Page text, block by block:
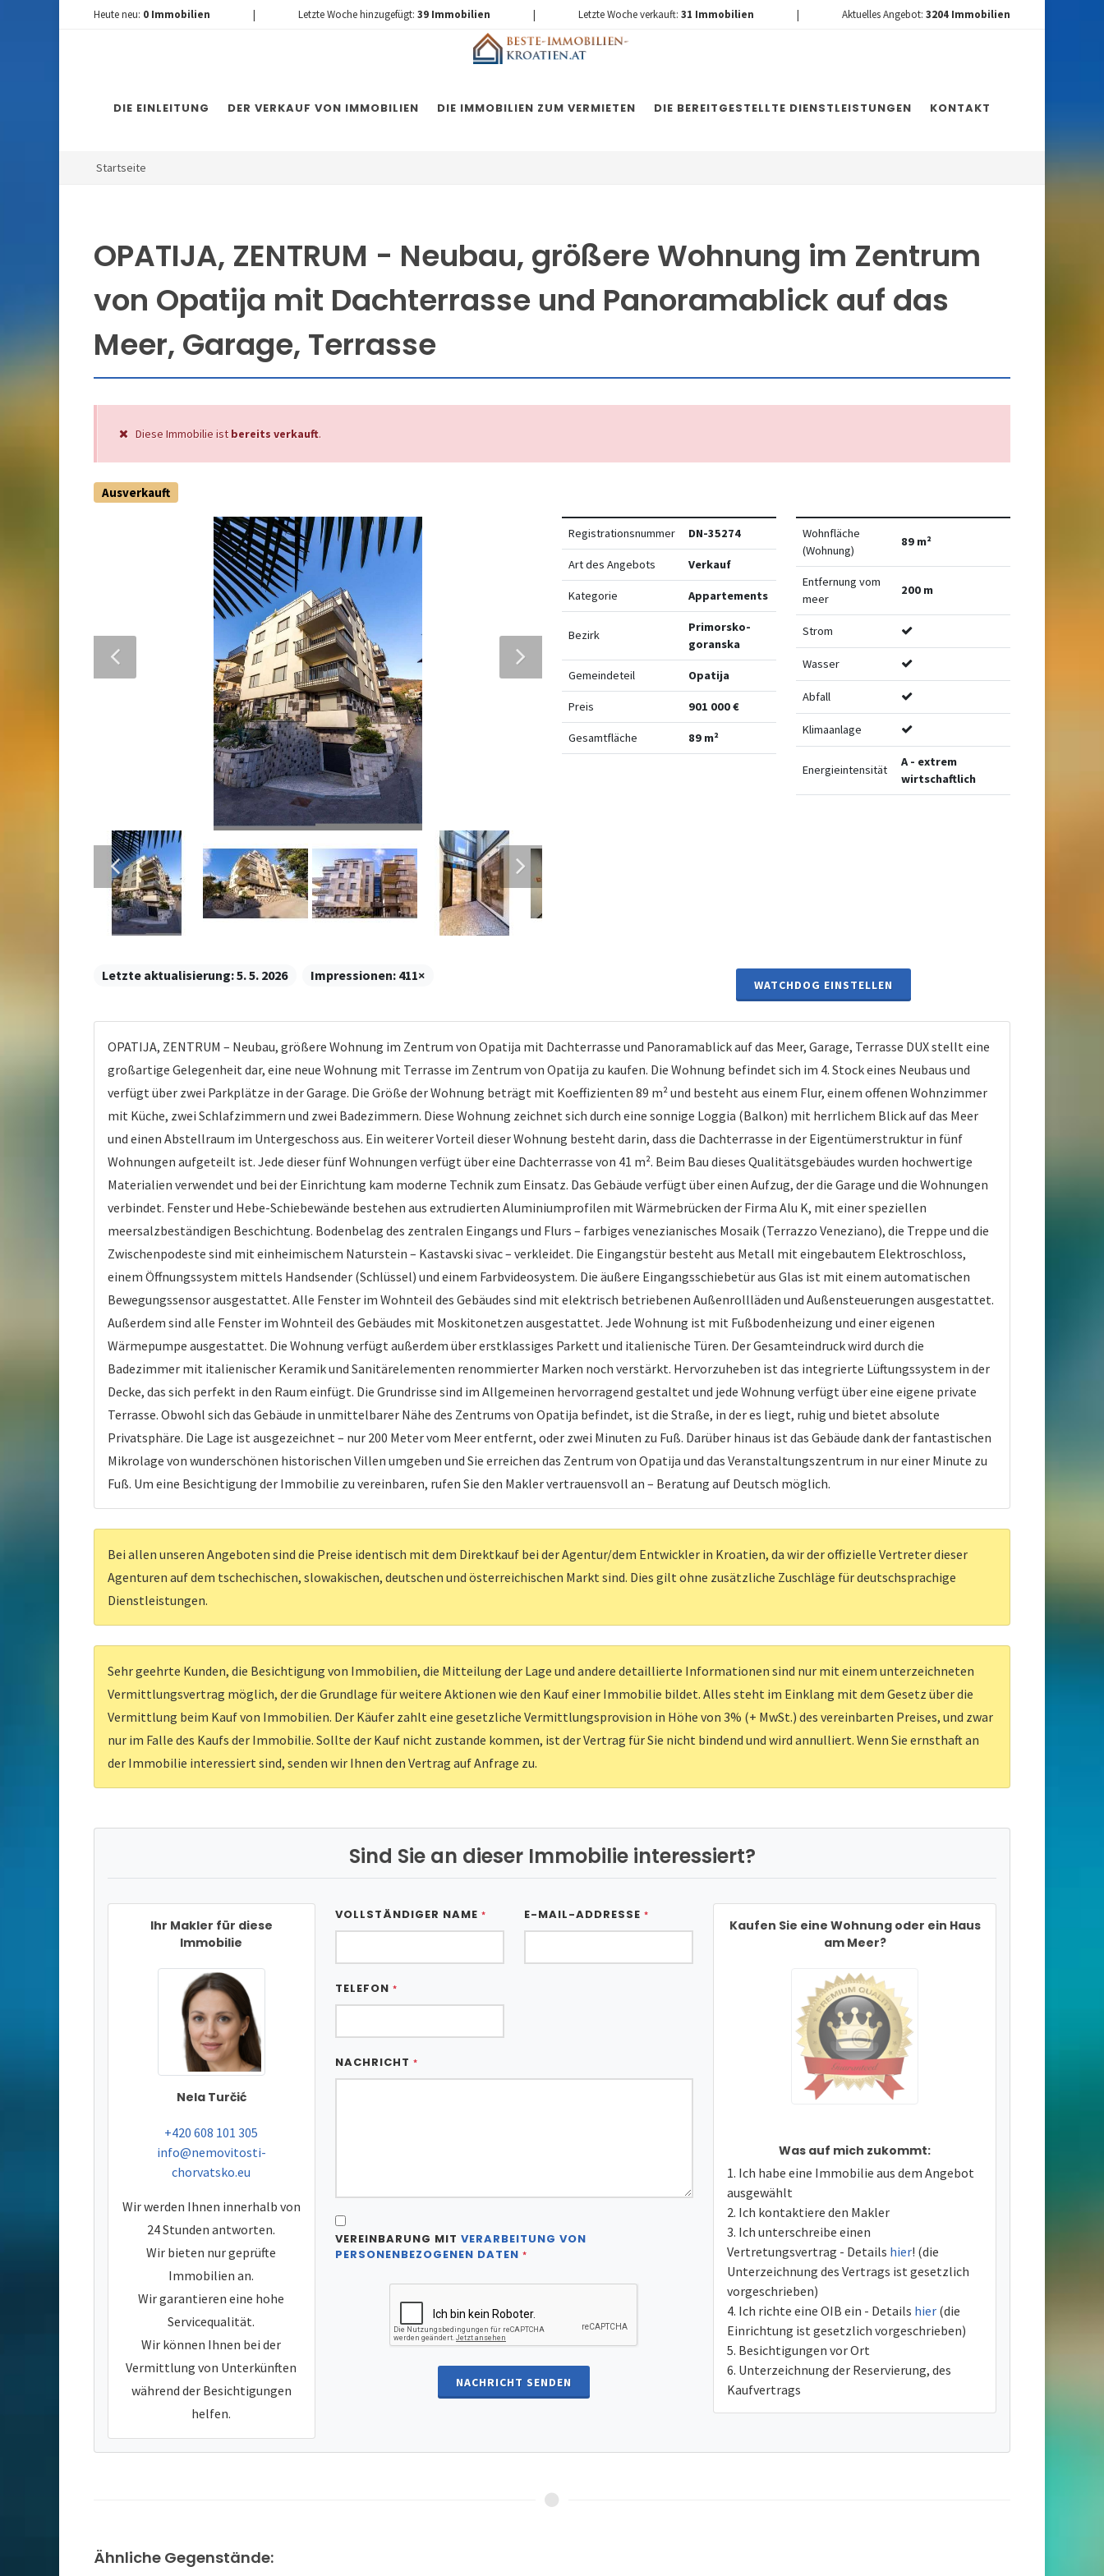
Heute neu: 0 Immobilien | Letzte Woche hinzugefügt: 39 Immobilien | Letzte Woche verkauft: 31 Immobilien | Aktuelles Angebot: 3204 Immobilien
DIE EINLEITUNG DER VERKAUF VON IMMOBILIEN DIE IMMOBILIEN ZUM VERMIETEN DIE BEREITGESTELLTE DIENSTLEISTUNGEN KONTAKT
Startseite
OPATIJA, ZENTRUM - Neubau, größere Wohnung im Zentrum
von Opatija mit Dachterrasse und Panoramablick auf das
Meer, Garage, Terrasse
Diese Immobilie ist bereits verkauft.
Ausverkauft
Registrationsnummer DN-35274
Art des Angebots Verkauf
Kategorie Appartements
Bezirk
Primorsko-
goranska
Gemeindeteil Opatija
Preis 901 000 €
Gesamtfläche 89 m²
Wohnfläche
(Wohnung)
89 m²
Entfernung vom
meer
200 m
Strom
Wasser
Abfall
Klimaanlage
Energieintensität
A - extrem
wirtschaftlich
Letzte aktualisierung:5. 5. 2026 Impressionen: 411×
WATCHDOG EINSTELLEN
OPATIJA, ZENTRUM – Neubau, größere Wohnung im Zentrum von Opatija mit Dachterrasse und Panoramablick auf das Meer, Garage, Terrasse DUX stellt eine
großartige Gelegenheit dar, eine neue Wohnung mit Terrasse im Zentrum von Opatija zu kaufen. Die Wohnung befindet sich im 4. Stock eines Neubaus und
verfügt über zwei Parkplätze in der Garage. Die Größe der Wohnung beträgt mit Koeffizienten 89 m² und besteht aus einem Flur, einem offenen Wohnzimmer
mit Küche, zwei Schlafzimmern und zwei Badezimmern. Diese Wohnung zeichnet sich durch eine sonnige Loggia (Balkon) mit herrlichem Blick auf das Meer
und einen Abstellraum im Untergeschoss aus. Ein weiterer Vorteil dieser Wohnung besteht darin, dass die Dachterrasse in der Eigentümerstruktur in fünf
Wohnungen aufgeteilt ist. Jede dieser fünf Wohnungen verfügt über eine Dachterrasse von 41 m². Beim Bau dieses Qualitätsgebäudes wurden hochwertige
Materialien verwendet und bei der Einrichtung kam moderne Technik zum Einsatz. Das Gebäude verfügt über einen Aufzug, der die Garage und die Wohnungen
verbindet. Fenster und Hebe-Schiebewände bestehen aus extrudierten Aluminiumprofilen mit Wärmebrücken der Firma Alu K, mit einer speziellen
meersalzbeständigen Beschichtung. Bodenbelag des zentralen Eingangs und Flurs – farbiges venezianisches Mosaik (Terrazzo Veneziano), die Treppe und die
Zwischenpodeste sind mit einheimischem Naturstein – Kastavski sivac – verkleidet. Die Eingangstür besteht aus Metall mit eingebautem Elektroschloss,
einem Öffnungssystem mittels Handsender (Schlüssel) und einem Farbvideosystem. Die äußere Eingangsschiebetür aus Glas ist mit einem automatischen
Bewegungssensor ausgestattet. Alle Fenster im Wohnteil des Gebäudes sind mit elektrisch betriebenen Außenrollläden und Außensteuerungen ausgestattet.
Außerdem sind alle Fenster im Wohnteil des Gebäudes mit Moskitonetzen ausgestattet. Jede Wohnung ist mit Fußbodenheizung und einer eigenen
Wärmepumpe ausgestattet. Die Wohnung verfügt außerdem über erstklassiges Parkett und italienische Türen. Der Gesamteindruck wird durch die
Badezimmer mit italienischer Keramik und Sanitärelementen renommierter Marken noch verstärkt. Hervorzuheben ist das integrierte Lüftungssystem in der
Decke, das sich perfekt in den Raum einfügt. Die Grundrisse sind im Allgemeinen hervorragend gestaltet und jede Wohnung verfügt über eine eigene private
Terrasse. Obwohl sich das Gebäude in unmittelbarer Nähe des Zentrums von Opatija befindet, ist die Straße, in der es liegt, ruhig und bietet absolute
Privatsphäre. Die Lage ist ausgezeichnet – nur 200 Meter vom Meer entfernt, oder zwei Minuten zu Fuß. Darüber hinaus ist das Gebäude dank der fantastischen
Mikrolage von wunderschönen historischen Villen umgeben und Sie erreichen das Zentrum von Opatija und das Veranstaltungszentrum in nur einer Minute zu
Fuß. Um eine Besichtigung der Immobilie zu vereinbaren, rufen Sie den Makler vertrauensvoll an – Beratung auf Deutsch möglich.
Bei allen unseren Angeboten sind die Preise identisch mit dem Direktkauf bei der Agentur/dem Entwickler in Kroatien, da wir der offizielle Vertreter dieser
Agenturen auf dem tschechischen, slowakischen, deutschen und österreichischen Markt sind. Dies gilt ohne zusätzliche Zuschläge für deutschsprachige
Dienstleistungen.
Sehr geehrte Kunden, die Besichtigung von Immobilien, die Mitteilung der Lage und andere detaillierte Informationen sind nur mit einem unterzeichneten
Vermittlungsvertrag möglich, der die Grundlage für weitere Aktionen wie den Kauf einer Immobilie bildet. Alles steht im Einklang mit dem Gesetz über die
Vermittlung beim Kauf von Immobilien. Der Käufer zahlt eine gesetzliche Vermittlungsprovision in Höhe von 3% (+ MwSt.) des vereinbarten Preises, und zwar
nur im Falle des Kaufs der Immobilie. Sollte der Kauf nicht zustande kommen, ist der Vertrag für Sie nicht bindend und wird annulliert. Wenn Sie ernsthaft an
der Immobilie interessiert sind, senden wir Ihnen den Vertrag auf Anfrage zu.
Sind Sie an dieser Immobilie interessiert?
Ihr Makler für diese
Immobilie
Nela Turčić
tel:
+420 608 101 305
e-mail:
info@nemovitosti-
chorvatsko.eu
Wir werden Ihnen innerhalb von
24 Stunden antworten.
Wir bieten nur geprüfte
Immobilien an.
Wir garantieren eine hohe
Servicequalität.
Wir können Ihnen bei der
Vermittlung von Unterkünften
während der Besichtigungen
helfen.
VOLLSTÄNDIGER NAME * E-MAIL-ADDRESSE *
TELEFON *
NACHRICHT *
VEREINBARUNG MIT VERARBEITUNG VON
PERSONENBEZOGENEN DATEN *
NACHRICHT SENDEN
Kaufen Sie eine Wohnung oder ein Haus
am Meer?
Was auf mich zukommt:
Ich habe eine Immobilie aus dem Angebot
ausgewählt
Ich kontaktiere den Makler
Ich unterschreibe einen
Vertretungsvertrag - Details hier! (die
Unterzeichnung des Vertrags ist gesetzlich
vorgeschrieben)
Ich richte eine OIB ein - Details hier (die
Einrichtung ist gesetzlich vorgeschrieben)
Besichtigungen vor Ort
Unterzeichnung der Reservierung, des
Kaufvertrags
Ähnliche Gegenstände: